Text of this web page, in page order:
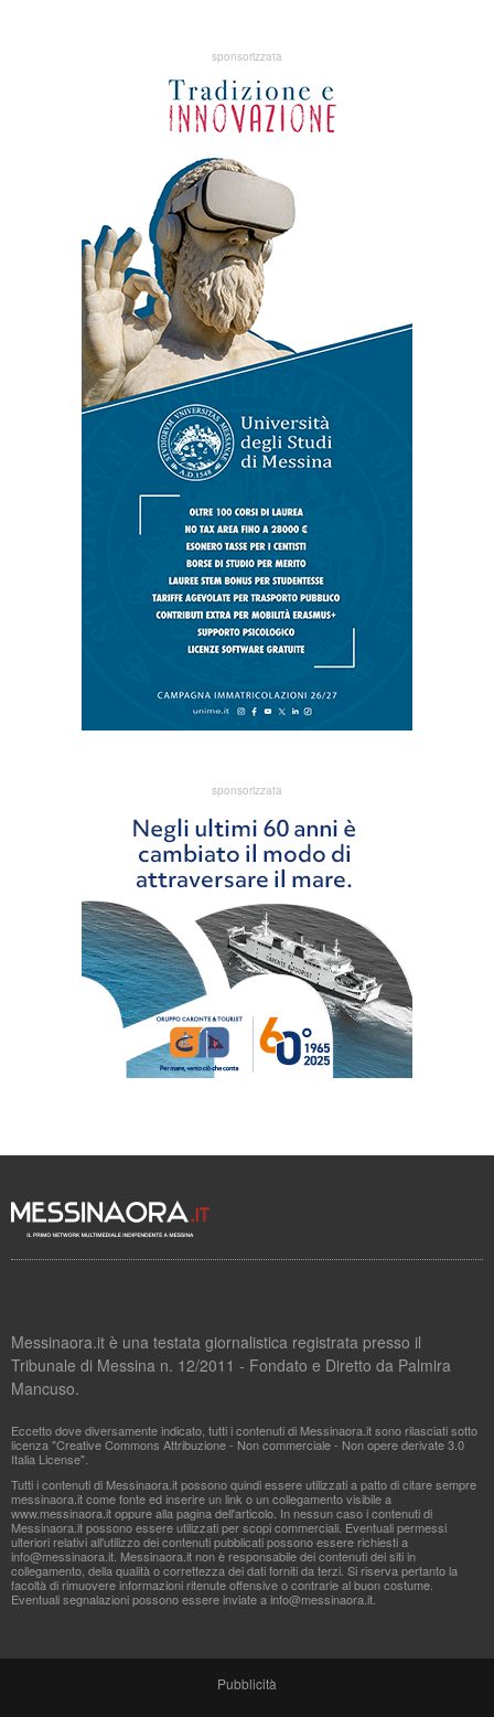
sponsorizzata
sponsorizzata
Messinaora.it è una testata giornalistica registrata presso il
Tribunale di Messina n. 12/2011 - Fondato e Diretto da Palmira
Mancuso.
Eccetto dove diversamente indicato, tutti i contenuti di Messinaora.it sono rilasciati sotto
licenza "Creative Commons Attribuzione - Non commerciale - Non opere derivate 3.0
Italia License".
Tutti i contenuti di Messinaora.it possono quindi essere utilizzati a patto di citare sempre
messinaora.it come fonte ed inserire un link o un collegamento visibile a
www.messinaora.it oppure alla pagina dell'articolo. In nessun caso i contenuti di
Messinaora.it possono essere utilizzati per scopi commerciali. Eventuali permessi
ulteriori relativi all'utilizzo dei contenuti pubblicati possono essere richiesti a
info@messinaora.it . Messinaora.it non è responsabile dei contenuti dei siti in
collegamento, della qualità o correttezza dei dati forniti da terzi. Si riserva pertanto la
facoltà di rimuovere informazioni ritenute offensive o contrarie al buon costume.
Eventuali segnalazioni possono essere inviate ainfo@messinaora.it
Pubblicità